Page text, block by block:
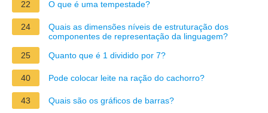
22 O que é uma tempestade?
24
Quais as dimensões níveis de estruturação dos
componentes de representação da linguagem?
25
Quanto que é 1 dividido por 7?
40 Pode colocar leite na ração do cachorro?
43 Quais são os gráficos de barras?